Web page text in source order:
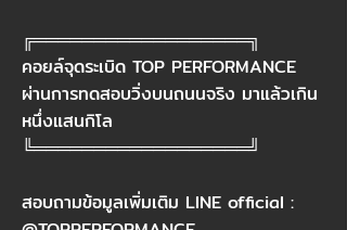
╔══════════════════╗
คอยล์จุดระเบิด TOP PERFORMANCE
ผ่านการทดสอบวิ่งบนถนนจริง มาแล้วเกิน
หนึ่งแสนกิโล
╚══════════════════╝
สอบถามข้อมูลเพิ่มเติม LINE official :